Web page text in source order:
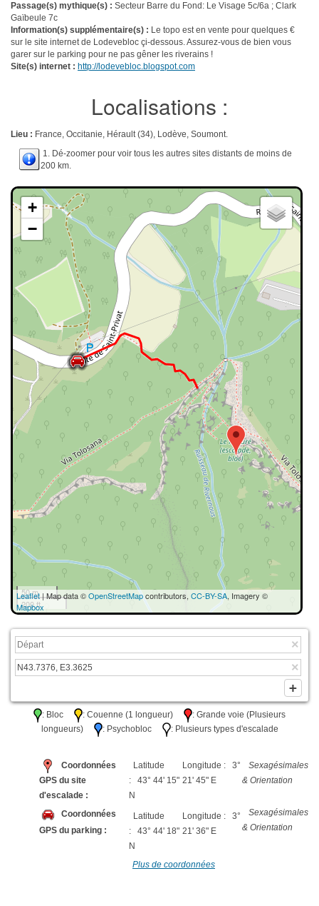
Passage(s) mythique(s) : Secteur Barre du Fond: Le Visage 5c/6a ; Clark
Gaïbeule 7c
Information(s) supplémentaire(s) : Le topo est en vente pour quelques €
sur le site internet de Lodevebloc çi-dessous. Assurez-vous de bien vous
garer sur le parking pour ne pas gêner les riverains !
Site(s) internet : http://lodevebloc.blogspot.com
Localisations :
Lieu : France, Occitanie, Hérault (34), Lodève, Soumont.
1. Dé-zoomer pour voir tous les autres sites distants de moins de
200 km.
+
−
50 m
200 ft
Leaflet| Map data ©OpenStreetMapcontributors, CC-BY-SA, Imagery ©
Mapbox
: Bloc : Couenne (1 longueur)
: Grande voie (Plusieurs
longueurs)
: Psychobloc : Plusieurs types d'escalade
Coordonnées
GPS du site
d'escalade :
Latitude
: 43° 44' 15"
N
Longitude : 3°
21' 45" E
Sexagésimales
& Orientation
Coordonnées
GPS du parking :
Latitude
: 43° 44' 18"
N
Longitude : 3°
21' 36" E
Sexagésimales
& Orientation
Plus de coordonnées